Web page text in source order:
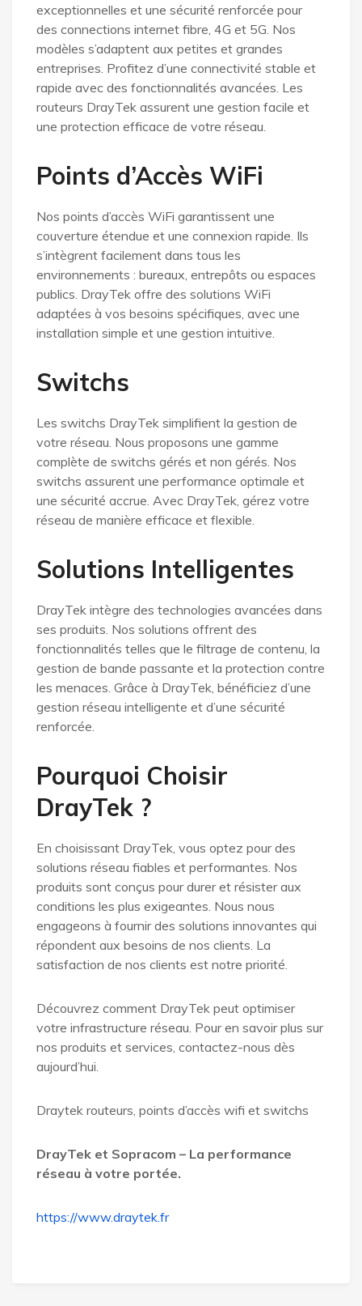
exceptionnelles et une sécurité renforcée pour
des connections internet fibre, 4G et 5G. Nos
modèles s’adaptent aux petites et grandes
entreprises. Profitez d’une connectivité stable et
rapide avec des fonctionnalités avancées. Les
routeurs DrayTek assurent une gestion facile et
une protection efficace de votre réseau.
Points d’Accès WiFi
Nos points d’accès WiFi garantissent une
couverture étendue et une connexion rapide. Ils
s’intègrent facilement dans tous les
environnements : bureaux, entrepôts ou espaces
publics. DrayTek offre des solutions WiFi
adaptées à vos besoins spécifiques, avec une
installation simple et une gestion intuitive.
Switchs
Les switchs DrayTek simplifient la gestion de
votre réseau. Nous proposons une gamme
complète de switchs gérés et non gérés. Nos
switchs assurent une performance optimale et
une sécurité accrue. Avec DrayTek, gérez votre
réseau de manière efficace et flexible.
Solutions Intelligentes
DrayTek intègre des technologies avancées dans
ses produits. Nos solutions offrent des
fonctionnalités telles que le filtrage de contenu, la
gestion de bande passante et la protection contre
les menaces. Grâce à DrayTek, bénéficiez d’une
gestion réseau intelligente et d’une sécurité
renforcée.
Pourquoi Choisir
DrayTek ?
En choisissant DrayTek, vous optez pour des
solutions réseau fiables et performantes. Nos
produits sont conçus pour durer et résister aux
conditions les plus exigeantes. Nous nous
engageons à fournir des solutions innovantes qui
répondent aux besoins de nos clients. La
satisfaction de nos clients est notre priorité.
Découvrez comment DrayTek peut optimiser
votre infrastructure réseau. Pour en savoir plus sur
nos produits et services, contactez-nous dès
aujourd’hui.
Draytek routeurs, points d’accès wifi et switchs
DrayTek et Sopracom – La performance
réseau à votre portée.
https://www.draytek.fr